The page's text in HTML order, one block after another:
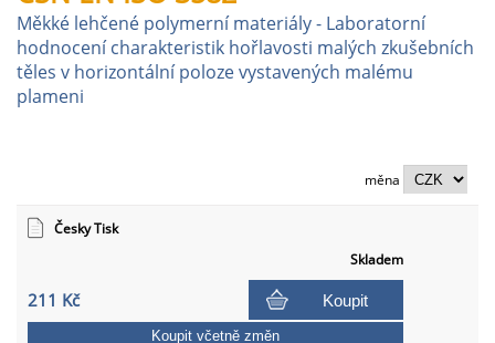
Měkké lehčené polymerní materiály - Laboratorní
hodnocení charakteristik hořlavosti malých zkušebních
těles v horizontální poloze vystavených malému
plameni
měna
Česky Tisk
Skladem
211 Kč Koupit
Koupit včetně změn